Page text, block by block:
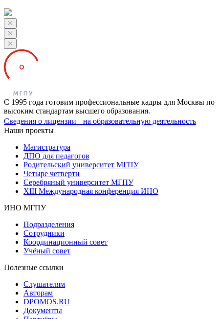
С 1995 года готовим профессиональные кадры для Москвы по
высоким стандартам высшего образования.
Сведения о лицензии на образовательную деятельность
Наши проекты
Магистратура
ДПО для педагогов
Родительский университет МГПУ
Четыре четверти
Серебряный университет МГПУ
XIII Международная конференция ИНО
ИНО МГПУ
Подразделения
Сотрудники
Координационный совет
Учёный совет
Полезные ссылки
Слушателям
Авторам
DPOMOS.RU
Документы